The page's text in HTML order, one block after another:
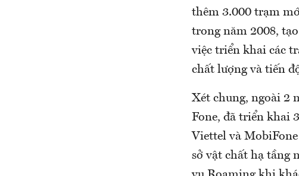
thêm 3.000 trạm
trong năm 2008,
việc triển khai các
chất lượng và tiến
Xét chung, ngoài 2
Fone, đã triển khai
Viettel và
sở vật chất hạ tầng